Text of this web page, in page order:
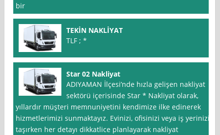
bir
TEKİN NAKLİYAT
TLF ; *
Star 02 Nakliyat
ADIYAMAN İlçesi’nde hızla gelişen nakliyat
sektörü içerisinde Star * Nakliyat olarak,
yıllardır müşteri memnuniyetini kendimize ilke edinerek
hizmetlerimizi sunmaktayız. Evinizi, ofisinizi veya iş yerinizi
taşırken her detayı dikkatlice planlayarak nakliyat